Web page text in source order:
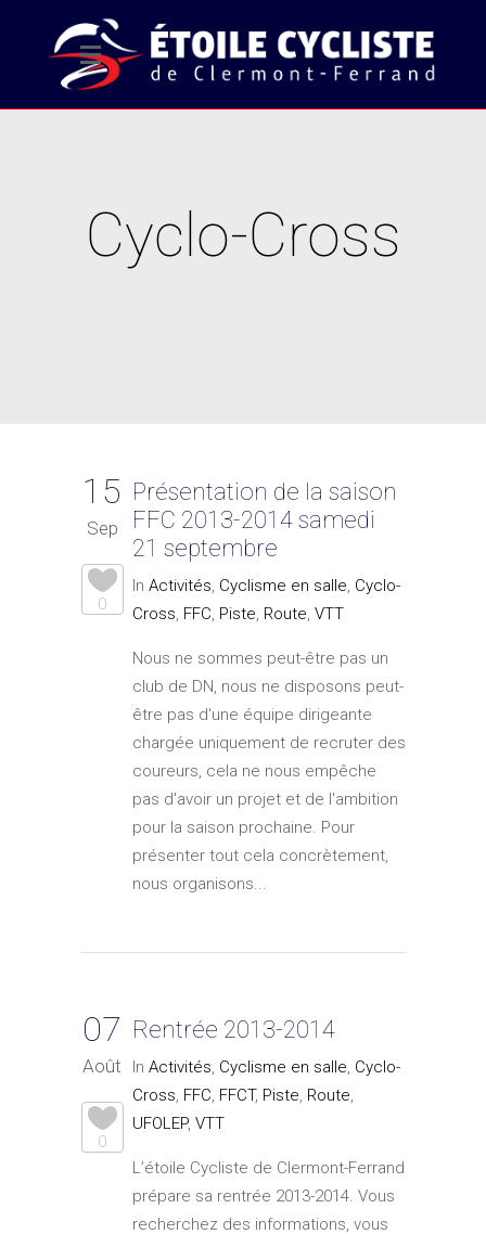
Cyclo-Cross
15
Sep
0
Présentation de la saison
FFC 2013-2014 samedi
21 septembre
In Activités, Cyclisme en salle, Cyclo-
Cross, FFC, Piste, Route, VTT
Nous ne sommes peut-être pas un
club de DN, nous ne disposons peut-
être pas d'une équipe dirigeante
chargée uniquement de recruter des
coureurs, cela ne nous empêche
pas d'avoir un projet et de l'ambition
pour la saison prochaine. Pour
présenter tout cela concrètement,
nous organisons...
07
Août
0
Rentrée 2013-2014
In Activités, Cyclisme en salle, Cyclo-
Cross, FFC, FFCT, Piste, Route,
UFOLEP, VTT
L’étoile Cycliste de Clermont-Ferrand
prépare sa rentrée 2013-2014. Vous
recherchez des informations, vous